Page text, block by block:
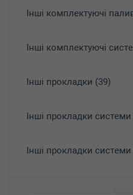
Інші комплектуючі
Інші комплектуючі
Інші прокладки (39)
Інші прокладки
Інші прокладки